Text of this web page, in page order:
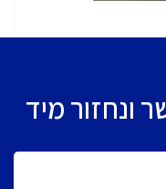
ונחזור מיד